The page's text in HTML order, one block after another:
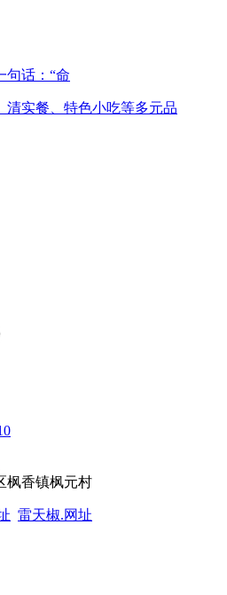
句话：“命
清实餐、特色小吃等多元品
枫香镇枫元村
雷天椒.网址